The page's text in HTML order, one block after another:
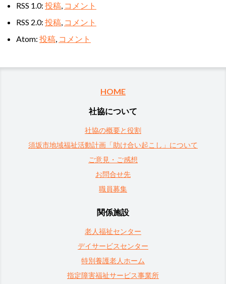
RSS 1.0: 投稿, コメント
RSS 2.0: 投稿, コメント
Atom: 投稿, コメント
HOME
社協について
社協の概要と役割
須坂市地域福祉活動計画「助け合い起こし」について
ご意見・ご感想
お問合せ先
職員募集
関係施設
老人福祉センター
デイサービスセンター
特別養護老人ホーム
指定障害福祉サービス事業所